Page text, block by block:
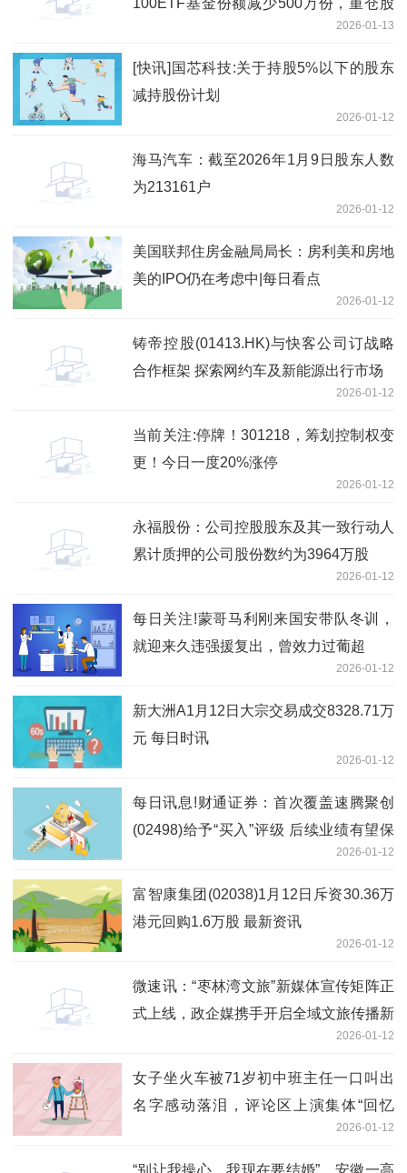
2026-01-13
[快讯]国芯科技:关于持股5%以下的股东
减持股份计划
2026-01-12
海马汽车：截至2026年1月9日股东人数
为213161户
2026-01-12
美国联邦住房金融局局长：房利美和房地
美的IPO仍在考虑中|每日看点
2026-01-12
铸帝控股(01413.HK)与快客公司订战略
合作框架 探索网约车及新能源出行市场
2026-01-12
当前关注:停牌！301218，筹划控制权变
更！今日一度20%涨停
2026-01-12
永福股份：公司控股股东及其一致行动人
累计质押的公司股份数约为3964万股
2026-01-12
每日关注!蒙哥马利刚来国安带队冬训，
就迎来久违强援复出，曾效力过葡超
2026-01-12
新大洲A1月12日大宗交易成交8328.71万
元 每日时讯
2026-01-12
每日讯息!财通证券：首次覆盖速腾聚创
(02498)给予“买入”评级 后续业绩有望保
2026-01-12
富智康集团(02038)1月12日斥资30.36万
港元回购1.6万股 最新资讯
2026-01-12
微速讯：“枣林湾文旅”新媒体宣传矩阵正
式上线，政企媒携手开启全域文旅传播新
2026-01-12
女子坐火车被71岁初中班主任一口叫出
名字感动落泪，评论区上演集体“回忆
2026-01-12
“别让我操心，我现在要结婚”，安徽一高